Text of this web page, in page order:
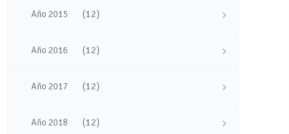
Año 2015 (12)
Año 2016 (12)
Año 2017 (12)
Año 2018 (12)